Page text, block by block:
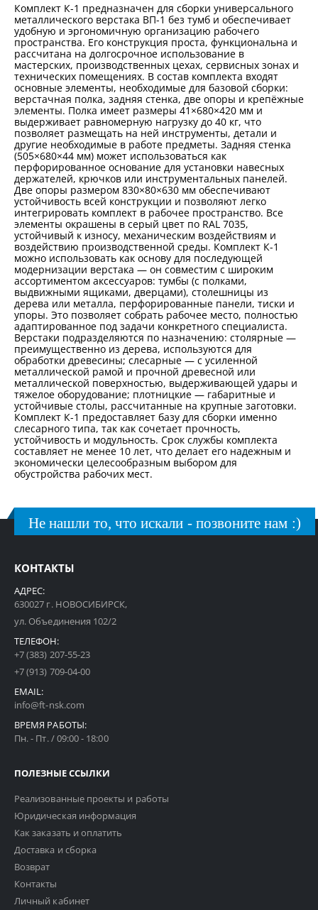
Комплект К-1 предназначен для сборки универсального
металлического верстака ВП-1 без тумб и обеспечивает
удобную и эргономичную организацию рабочего
пространства. Его конструкция проста, функциональна и
рассчитана на долгосрочное использование в
мастерских, производственных цехах, сервисных зонах и
технических помещениях. В состав комплекта входят
основные элементы, необходимые для базовой сборки:
верстачная полка, задняя стенка, две опоры и крепёжные
элементы. Полка имеет размеры 41×680×420 мм и
выдерживает равномерную нагрузку до 40 кг, что
позволяет размещать на ней инструменты, детали и
другие необходимые в работе предметы. Задняя стенка
(505×680×44 мм) может использоваться как
перфорированное основание для установки навесных
держателей, крючков или инструментальных панелей.
Две опоры размером 830×80×630 мм обеспечивают
устойчивость всей конструкции и позволяют легко
интегрировать комплект в рабочее пространство. Все
элементы окрашены в серый цвет по RAL 7035,
устойчивый к износу, механическим воздействиям и
воздействию производственной среды. Комплект К-1
можно использовать как основу для последующей
модернизации верстака — он совместим с широким
ассортиментом аксессуаров: тумбы (с полками,
выдвижными ящиками, дверцами), столешницы из
дерева или металла, перфорированные панели, тиски и
упоры. Это позволяет собрать рабочее место, полностью
адаптированное под задачи конкретного специалиста.
Верстаки подразделяются по назначению: столярные —
преимущественно из дерева, используются для
обработки древесины; слесарные — с усиленной
металлической рамой и прочной древесной или
металлической поверхностью, выдерживающей удары и
тяжелое оборудование; плотницкие — габаритные и
устойчивые столы, рассчитанные на крупные заготовки.
Комплект К-1 предоставляет базу для сборки именно
слесарного типа, так как сочетает прочность,
устойчивость и модульность. Срок службы комплекта
составляет не менее 10 лет, что делает его надежным и
экономически целесообразным выбором для
обустройства рабочих мест.
Не нашли то, что искали - позвоните нам :)
КОНТАКТЫ
АДРЕС:
630027 г. НОВОСИБИРСК,
ул. Объединения 102/2
ТЕЛЕФОН:
+7 (383) 207-55-23
+7 (913) 709-04-00
EMAIL:
info@ft-nsk.com
ВРЕМЯ РАБОТЫ:
Пн. - Пт. / 09:00 - 18:00
ПОЛЕЗНЫЕ ССЫЛКИ
Реализованные проекты и работы
Юридическая информация
Как заказать и оплатить
Доставка и сборка
Возврат
Контакты
Личный кабинет